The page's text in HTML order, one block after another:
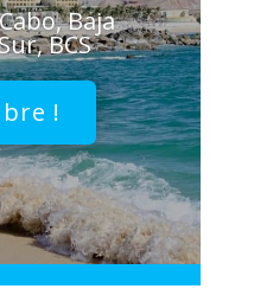
Baja
BCS
!